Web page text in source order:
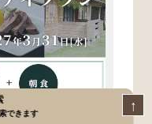
できます ↑